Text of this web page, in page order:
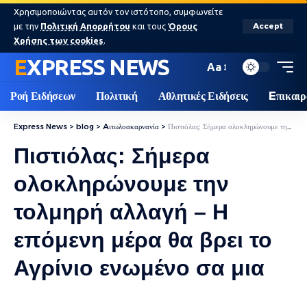
Χρησιμοποιώντας αυτόν τον ιστότοπο, συμφωνείτε
με την Πολιτική Απορρήτου και τους Όρους
Χρήσης των cookies.
Accept
EXPRESS NEWS Aa
Ροή Ειδήσεων Πολιτική Αθλητικές Ειδήσεις
Express News > blog > Aιτωλοακαρνανία > Πιστιόλας: Σήμερα ολοκληρώνουμε την τολμηρή αλλαγή – Η επόμενη μέρα θα βρει το Αγρίνιο ενωμένο σα μια γροθιά
Πιστιόλας: Σήμερα
ολοκληρώνουμε την
τολμηρή αλλαγή – Η
επόμενη μέρα θα βρει το
Αγρίνιο ενωμένο σα μια